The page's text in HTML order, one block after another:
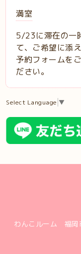
満室
5/23に滞在の一
て、ご希望に添
予約フォームを
ださい。
Select Language ▼
わんこルーム 福岡